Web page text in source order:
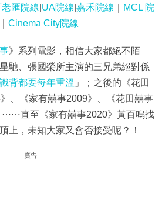
老匯院線 UA院線 嘉禾院線
MCL 院
Cinema City院線
》系列電影，相信大家都絕不陌
馳、張國榮所主演的三兄弟絕對係
背都要每年重溫 」；之後的《花田
、《家有囍事2009》、《花田囍事
⋯⋯直至《家有囍事2020》黃百鳴找
上，未知大家又會否接受呢？！
廣告